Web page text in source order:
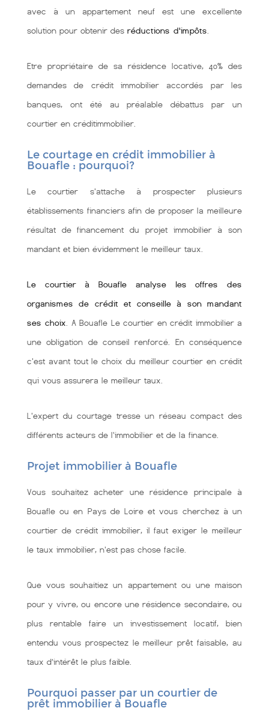
avec à un appartement neuf est une excellente
solution pour obtenir des réductions d'impôts
Etre propriétaire de sa résidence locative, 40% des
demandes de crédit immobilier accordés par les
banques, ont été au préalable débattus par un
courtier en créditimmobilier.
Le courtage en crédit immobilier à
Bouafle : pourquoi?
Le courtier s'attache à prospecter plusieurs
établissements financiers afin de proposer la meilleure
résultat de financement du projet immobilier à son
mandant et bien évidemment le meilleur taux.
Le courtier à Bouafle analyse les offres des
organismes de crédit et conseille à son mandant
ses choix . A Bouafle Le courtier en crédit immobilier a
une obligation de conseil renforcé. En conséquence
c'est avant tout le choix du meilleur courtier en crédit
qui vous assurera le meilleur taux.
L'expert du courtage tresse un réseau compact des
différents acteurs de l'immobilier et de la finance.
Projet immobilier à Bouafle
Vous souhaitez acheter une résidence principale à
Bouafle ou en Pays de Loire et vous cherchez à un
courtier de crédit immobilier, il faut exiger le meilleur
le taux immobilier, n'est pas chose facile.
Que vous souhaitiez un appartement ou une maison
pour y vivre, ou encore une résidence secondaire, ou
plus rentable faire un investissement locatif, bien
entendu vous prospectez le meilleur prêt faisable, au
taux d’intérêt le plus faible.
Pourquoi passer par un courtier de
prêt immobilier à Bouafle